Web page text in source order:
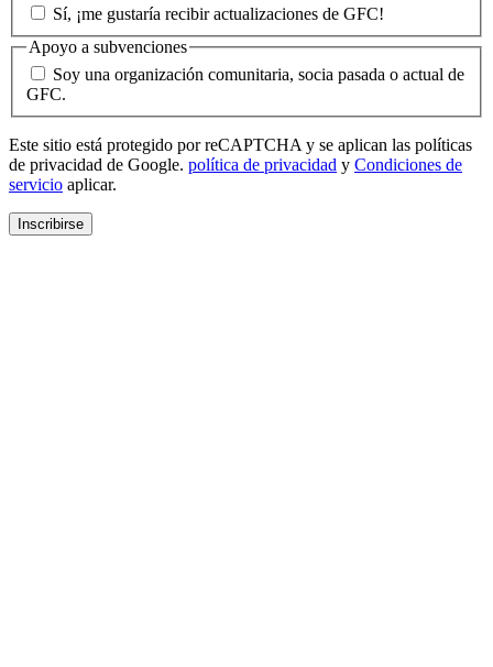
Sí, ¡me gustaría recibir actualizaciones de GFC!
Apoyo a subvenciones
Soy una organización comunitaria, socia pasada o actual de
GFC.
Este sitio está protegido por reCAPTCHA y se aplican las políticas
de privacidad de Google. política de privacidad y Condiciones de
servicio aplicar.